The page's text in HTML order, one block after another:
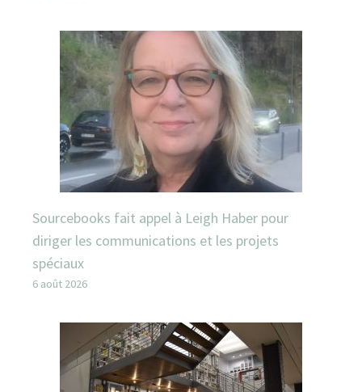
Sourcebooks fait appel à Leigh Haber pour
diriger les communications et les projets
spéciaux
6 août 2026